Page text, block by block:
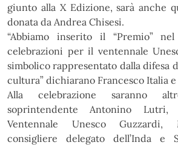
giunto alla X Edizione, sarà anche
donata da Andrea Chisesi.
“Abbiamo inserito il “Premio”
celebrazioni per il ventennale
simbolico rappresentato dalla difesa
cultura” dichiarano Francesco Italia e
Alla celebrazione saranno
soprintendente Antonino
Ventennale Unesco Guzzardi,
consigliere delegato dell’Inda e